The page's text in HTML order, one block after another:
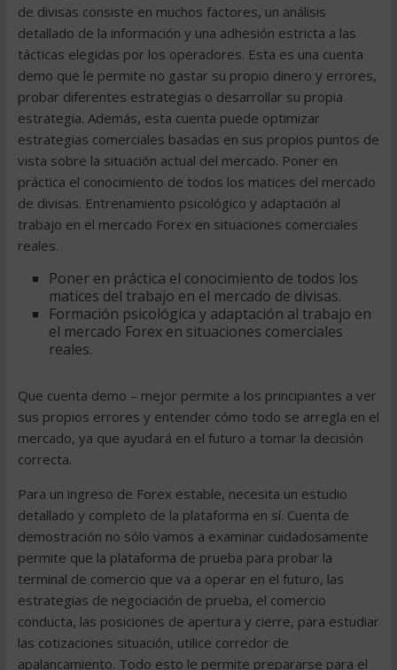
de divisas consiste en muchos factores, un análisis
detallado de la información y una adhesión estricta a las
tácticas elegidas por los operadores. Esta es una cuenta
demo que le permite no gastar su propio dinero y errores,
probar diferentes estrategias o desarrollar su propia
estrategia. Además, esta cuenta puede optimizar
estrategias comerciales basadas en sus propios puntos de
vista sobre la situación actual del mercado. Poner en
práctica el conocimiento de todos los matices del mercado
de divisas. Entrenamiento psicológico y adaptación al
trabajo en el mercado Forex en situaciones comerciales
reales.
Poner en práctica el conocimiento de todos los
matices del trabajo en el mercado de divisas.
Formación psicológica y adaptación al trabajo en
el mercado Forex en situaciones comerciales
reales.
Que cuenta demo – mejor permite a los principiantes a ver
sus propios errores y entender cómo todo se arregla en el
mercado, ya que ayudará en el futuro a tomar la decisión
correcta.
Para un ingreso de Forex estable, necesita un estudio
detallado y completo de la plataforma en sí. Cuenta de
demostración no sólo vamos a examinar cuidadosamente
permite que la plataforma de prueba para probar la
terminal de comercio que va a operar en el futuro, las
estrategias de negociación de prueba, el comercio
conducta, las posiciones de apertura y cierre, para estudiar
las cotizaciones situación, utilice corredor de
apalancamiento. Todo esto le permite prepararse para el